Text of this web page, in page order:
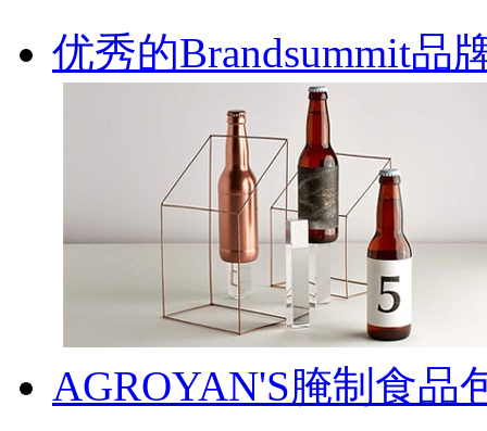
优秀的Brandsummit品
AGROYAN'S腌制食品